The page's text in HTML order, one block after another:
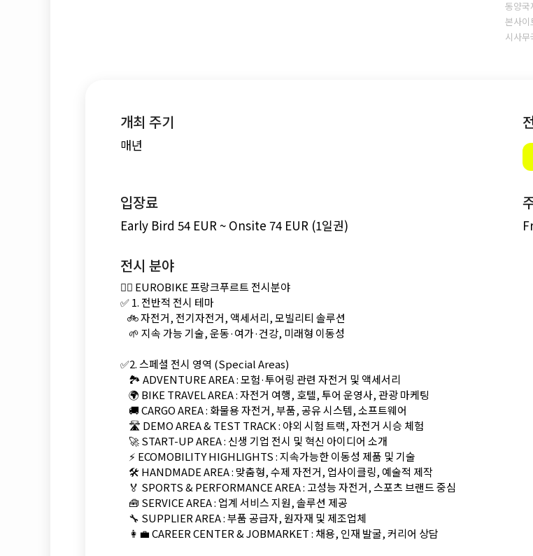
동양국
본사이
시사
개최 주기
매년
입장료
Early Bird 54 EUR ~ Onsite 74 EUR (1일권)
전시 분야
🚴‍♂️ EUROBIKE 프랑크푸르트 전시분야
✅ 1. 전반적 전시 테마
🚲 자전거, 전기자전거, 액세서리, 모빌리티 솔루션
🌱 지속 가능 기술, 운동·여가·건강, 미래형 이동성
✅2. 스페셜 전시 영역 (Special Areas)
🏞️ ADVENTURE AREA : 모험·투어링 관련 자전거 및 액세서리
🌍 BIKE TRAVEL AREA : 자전거 여행, 호텔, 투어 운영사, 관광 마케팅
🚚 CARGO AREA : 화물용 자전거, 부품, 공유 시스템, 소프트웨어
🛣️ DEMO AREA & TEST TRACK : 야외 시험 트랙, 자전거 시승 체험
🚀 START-UP AREA : 신생 기업 전시 및 혁신 아이디어 소개
⚡ ECOMOBILITY HIGHLIGHTS : 지속가능한 이동성 제품 및 기술
🛠️ HANDMADE AREA : 맞춤형, 수제 자전거, 업사이클링, 예술적 제작
🏅 SPORTS & PERFORMANCE AREA : 고성능 자전거, 스포츠 브랜드 중심
🧰 SERVICE AREA : 업계 서비스 지원, 솔루션 제공
🔧 SUPPLIER AREA : 부품 공급자, 원자재 및 제조업체
👩‍💼 CAREER CENTER & JOBMARKET : 채용, 인재 발굴, 커리어 상담